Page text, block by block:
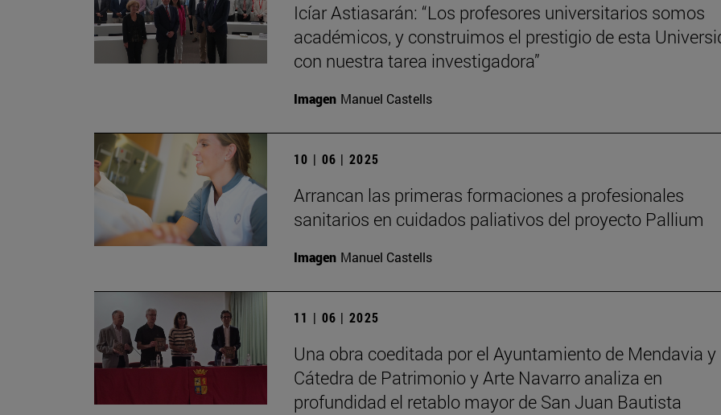
Icíar Astiasarán: “Los profesores universitarios somos
académicos, y construimos el prestigio de esta
con nuestra tarea investigadora”
Imagen Manuel Castells
10 | 06 | 2025
Arrancan las primeras formaciones a profesionales
sanitarios en cuidados paliativos del proyecto Pallium
Imagen Manuel Castells
11 | 06 | 2025
Una obra coeditada por el Ayuntamiento de Mendavia y
Cátedra de Patrimonio y Arte Navarro analiza en
profundidad el retablo mayor de San Juan Bautista